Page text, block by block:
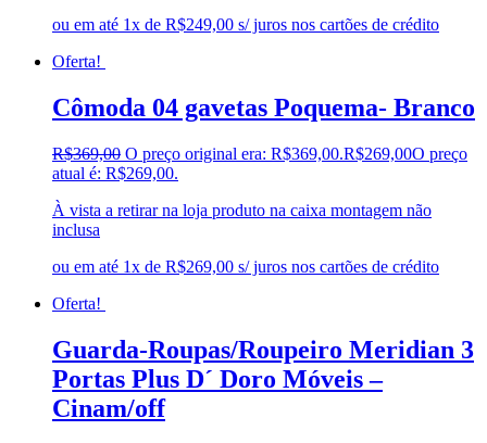
ou em até 1x de R$249,00 s/ juros nos cartões de crédito
Oferta!
Cômoda 04 gavetas Poquema- Branco
R$369,00 O preço original era: R$369,00.R$269,00O preço
atual é: R$269,00.
À vista a retirar na loja produto na caixa montagem não
inclusa
ou em até 1x de R$269,00 s/ juros nos cartões de crédito
Oferta!
Guarda-Roupas/Roupeiro Meridian 3
Portas Plus D´ Doro Móveis –
Cinam/off